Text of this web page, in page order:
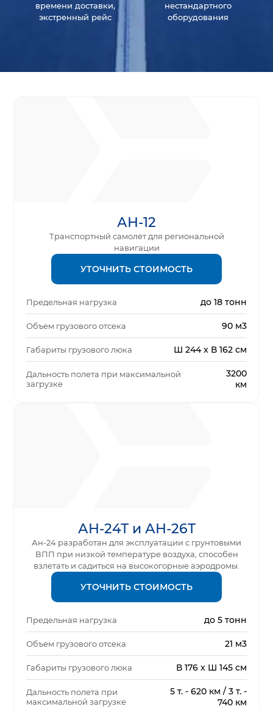
времени доставки,
экстренный рейс
нестандартного
оборудования
АН-12
Транспортный самолёт для региональной
навигации
УТОЧНИТЬ СТОИМОСТЬ
Предельная нагрузка до 18 тонн
Объем грузового отсека 90 м3
Габариты грузового люка Ш 244 x В 162 см
Дальность полета при максимальной
загрузке
3200
км
АН-24Т и АН-26Т
Ан-24 разработан для эксплуатации с грунтовыми
ВПП при низкой температуре воздуха, способен
взлетать и садиться на высокогорные аэродромы.
УТОЧНИТЬ СТОИМОСТЬ
Предельная нагрузка до 5 тонн
Объем грузового отсека 21 м3
Габариты грузового люка В 176 x Ш 145 см
Дальность полета при
максимальной загрузке
5 т. - 620 км / 3 т. -
740 км